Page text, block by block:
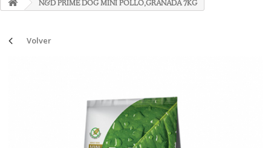
N&D PRIME DOG MINI POLLO,GRANADA 7KG
Volver